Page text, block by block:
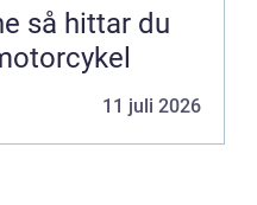
11 juli 2026